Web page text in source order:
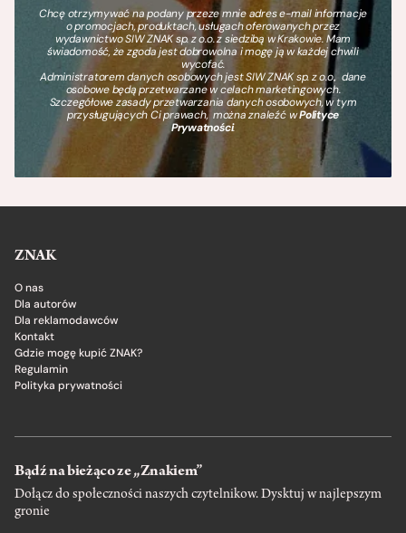
Chcę otrzymywać na podany przeze mnie adres e-mail informacje
o promocjach, produktach, usługach oferowanych przez
wydawnictwo SIW ZNAK sp. z o.o. z siedzibą w Krakowie. Mam
świadomość, że zgoda jest dobrowolna i mogę ją w każdej chwili
wycofać.
Administratorem danych osobowych jest SIW ZNAK sp. z o.o., dane
osobowe będą przetwarzane w celach marketingowych.
Szczegółowe zasady przetwarzania danych osobowych, w tym
przysługujących Ci prawach, można znaleźć wPolityce
Prywatności.
ZNAK
O nas
Dla autorów
Dla reklamodawców
Kontakt
Gdzie mogę kupić ZNAK?
Regulamin
Polityka prywatności
Bądź na bieżąco ze „Znakiem”
Dołącz do społeczności naszych czytelnikow. Dysktuj w najlepszym
gronie